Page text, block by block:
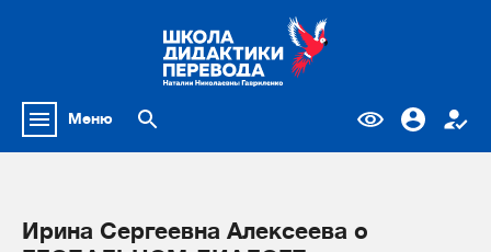
Меню
Ирина Сергеевна Алексеева о